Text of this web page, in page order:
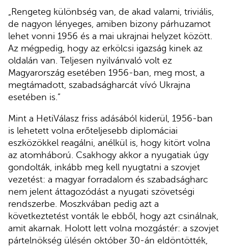
„Rengeteg különbség van, de akad valami, triviális,
de nagyon lényeges, amiben bizony párhuzamot
lehet vonni 1956 és a mai ukrajnai helyzet között.
Az mégpedig, hogy az erkölcsi igazság kinek az
oldalán van. Teljesen nyilvánvaló volt ez
Magyarország esetében 1956-ban, meg most, a
megtámadott, szabadságharcát vívó Ukrajna
esetében is.”
Mint a HetiVálasz friss adásából kiderül, 1956-ban
is lehetett volna erőteljesebb diplomáciai
eszközökkel reagálni, anélkül is, hogy kitört volna
az atomháború. Csakhogy akkor a nyugatiak úgy
gondolták, inkább meg kell nyugtatni a szovjet
vezetést: a magyar forradalom és szabadságharc
nem jelent áttagozódást a nyugati szövetségi
rendszerbe. Moszkvában pedig azt a
következtetést vonták le ebből, hogy azt csinálnak,
amit akarnak. Holott lett volna mozgástér: a szovjet
pártelnökség ülésén október 30-án eldöntötték,